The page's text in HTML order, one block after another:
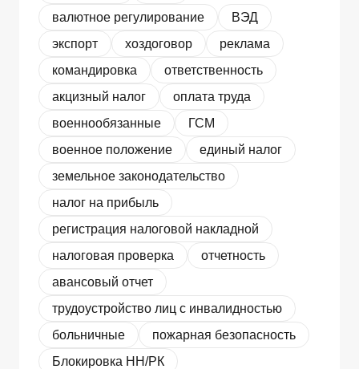
валютное регулирование
ВЭД
экспорт
хоздоговор
реклама
командировка
ответственность
акцизный налог
оплата труда
военнообязанные
ГСМ
военное положение
единый налог
земельное законодательство
налог на прибыль
регистрация налоговой накладной
налоговая проверка
отчетность
авансовый отчет
трудоустройство лиц с инвалидностью
больничные
пожарная безопасность
Блокировка НН/РК